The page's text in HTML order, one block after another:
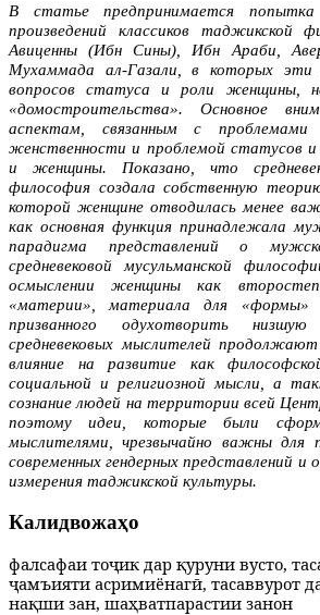
В статье предпринимается попытка
произведений клас­сиков таджикской
Авиценны (Ибн Сины), Ибн Араби,
Мухаммада ал-Газали, в которых эти
вопросов статуса и роли женщины,
«домостроительства». Основное
аспектам, связанным с
женственности и проблемой статусов
и женщины. Показано, что
философия создала собст­венную
которой женщине отводилась менее
как основная функция принадлежала
парадигма представлений о
средневековой мусульманской
осмыслении женщины как
«материи», материала для «формы»
призванного одухот­ворить
средневековых мыслителей
влияние на развитие как
социальной и религиозной мысли, а
сознание людей на территории всей
поэтому идеи, которые были
мыслителями, чрезвычайно важны для
современных гендер­ных представлений и
измерения таджикской культуры.
Калидвожаҳо
фалсафаи тоҷик дар қуруни вусто,
ҷамъияти асримиёнагӣ, тасаввурот
нақши зан, шаҳватпарастии занон